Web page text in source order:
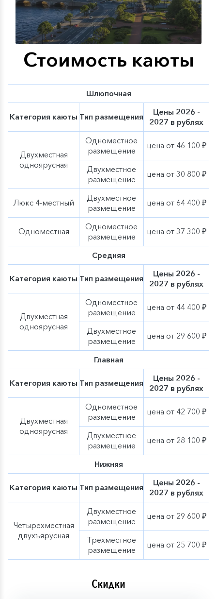
тематические мероприятия, экскурсии и сезонное
меню нашей оригинальной гастрономической
концепции «Родные берега». Ощутитеочарование
осени вместе с «ВодоходЪ»!
Стоимость каюты
Шлюпочная
Категория каюты Тип размещения
Цены 2026 -
2027 в рублях
Двухместная
одноярусная
Одноместное
размещение
цена от 46 100 ₽
Двухместное
размещение
цена от 30 800 ₽
Люкс 4-местный
Двухместное
размещение
цена от 64 400 ₽
Одноместная
Одноместное
размещение
цена от 37 300 ₽
Средняя
Категория каюты Тип размещения
Цены 2026 -
2027 в рублях
Двухместная
одноярусная
Одноместное
размещение
цена от 44 400 ₽
Двухместное
размещение
цена от 29 600 ₽
Главная
Категория каюты Тип размещения
Цены 2026 -
2027 в рублях
Двухместная
одноярусная
Одноместное
размещение
цена от 42 700 ₽
Двухместное
размещение
цена от 28 100 ₽
Нижняя
Категория каюты Тип размещения
Цены 2026 -
2027 в рублях
Четырехместная
двухъярусная
Двухместное
размещение
цена от 29 600 ₽
Трехместное
размещение
цена от 25 700 ₽
Скидки